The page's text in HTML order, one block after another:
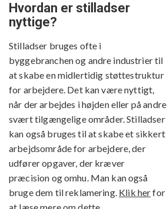
Hvordan er stilladser
nyttige?
Stilladser bruges ofte i
byggebranchen og andre industrier til
at skabe en midlertidig støttestruktur
for arbejdere. Det kan være nyttigt,
når der arbejdes i højden eller på andre
svært tilgængelige områder. Stilladser
kan også bruges til at skabe et sikkert
arbejdsområde for arbejdere, der
udfører opgaver, der kræver
præcision og omhu. Man kan også
bruge dem til reklamering. Klik herfor